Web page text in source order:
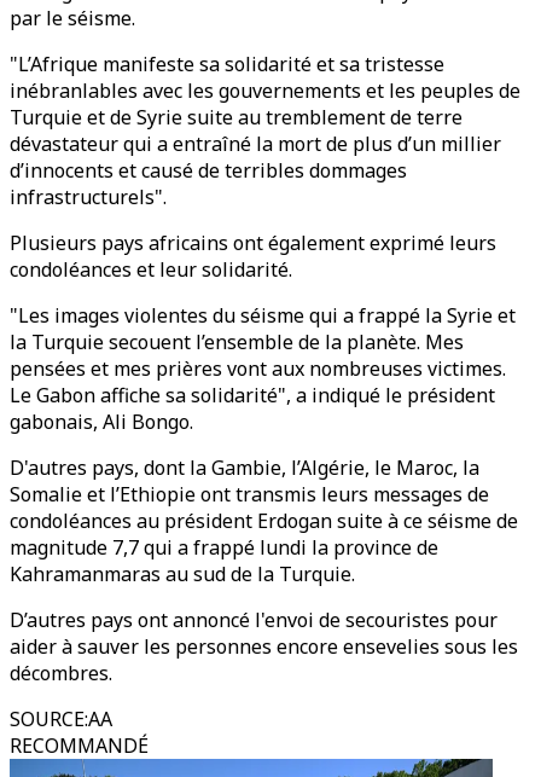
par le séisme.
"L’Afrique manifeste sa solidarité et sa tristesse
inébranlables avec les gouvernements et les peuples de
Turquie et de Syrie suite au tremblement de terre
dévastateur qui a entraîné la mort de plus d’un millier
d’innocents et causé de terribles dommages
infrastructurels".
Plusieurs pays africains ont également exprimé leurs
condoléances et leur solidarité.
"Les images violentes du séisme qui a frappé la Syrie et
la Turquie secouent l’ensemble de la planète. Mes
pensées et mes prières vont aux nombreuses victimes.
Le Gabon affiche sa solidarité", a indiqué le président
gabonais, Ali Bongo.
D'autres pays, dont la Gambie, l’Algérie, le Maroc, la
Somalie et l’Ethiopie ont transmis leurs messages de
condoléances au président Erdogan suite à ce séisme de
magnitude 7,7 qui a frappé lundi la province de
Kahramanmaras au sud de la Turquie.
D’autres pays ont annoncé l'envoi de secouristes pour
aider à sauver les personnes encore ensevelies sous les
décombres.
SOURCE:AA
RECOMMANDÉ